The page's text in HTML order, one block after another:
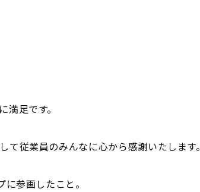
足です。
従業員のみんなに心から感謝いたします。
参画したこと。